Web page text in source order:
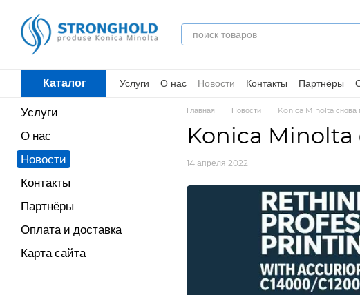
Каталог Услуги О нас Новости Контакты Партнёры
Главная Новости Konica Minolta снова
Konica Minolta
14 апреля 2022
Услуги
О нас
Новости
Контакты
Партнёры
Оплата и доставка
Карта сайта